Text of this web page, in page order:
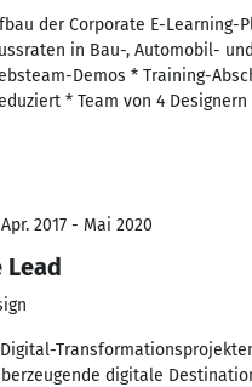
der Corporate E-Learning-
in Bau-, Automobil-
Demos * Training-
* Team von 4
2017 - Mai 2020
digitale